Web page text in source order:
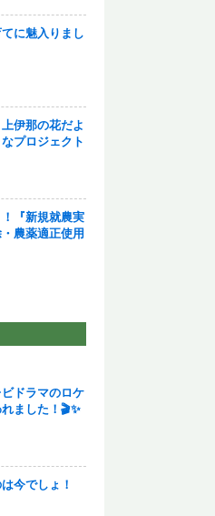
に魅入りまし
伊那の花だよ
プロジェクト
『新規就農実
農薬適正使用
ドラマのロケ
ました！🎬✨
今でしょ！